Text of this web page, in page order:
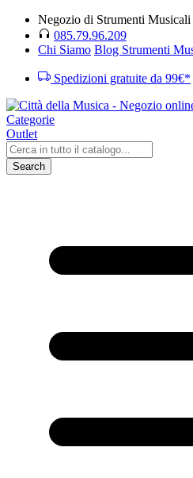
Negozio di Strumenti
085.79.96.209
Chi Siamo Blog Strumenti
Spedizioni gratuite da 99€*
Categorie
Outlet
Search